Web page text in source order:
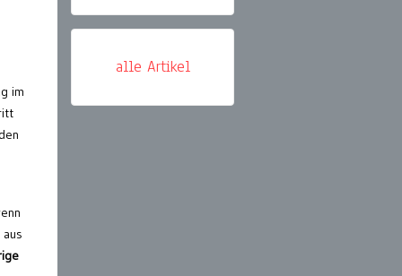
im
alle Artikel